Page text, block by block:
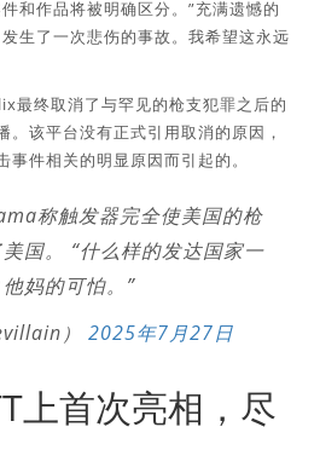
和作品将被明确区分。”充满遗憾的
生了一次悲伤的事故。我希望这永远
最终取消了与罕见的枪支犯罪之后的
。该平台没有正式引用取消的原因，
件相关的明显原因而引起的。
称触发器完全使美国的枪
国。 “什么样的发达国家一
妈的可怕。”
） 2025年7月27日
上首次亮相，尽